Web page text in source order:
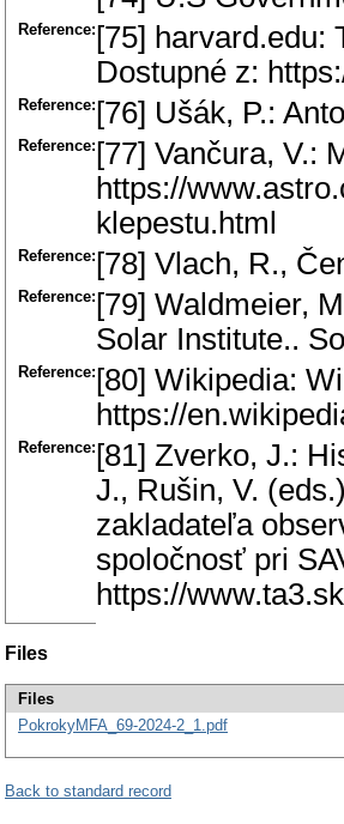
Reference: [75] harvard.edu:
Dostupné z:
Reference: [76] Ušák, P.:
Reference: [77] Vančura, V.:
https://
klepestu.html
Reference: [78] Vlach, R.,
Reference: [79] Waldmeier,
Solar Institute..
Reference: [80] Wikipedia:
https://
Reference: [81] Zverko, J.:
J., Rušin, V.
zakladateľa
spoločnosť pri
https://
Files
Files
PokrokyMFA_69-2024-2_1.pdf
Back to standard record